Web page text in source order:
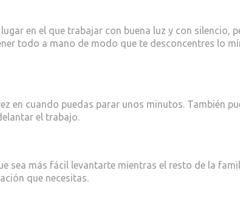
en el que trabajar con buena luz y con silencio,
todo a mano de modo que te desconcentres lo
en cuando puedas parar unos minutos. También
el trabajo.
sea más fácil levantarte mientras el resto de la
que necesitas.